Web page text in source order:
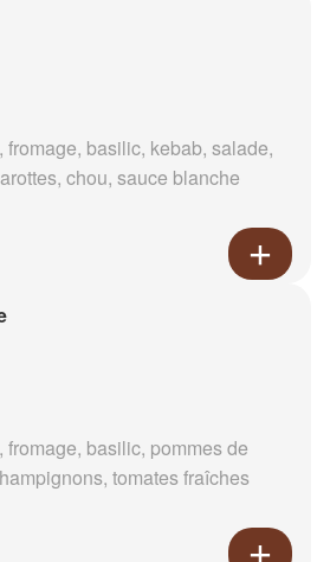
fromage, basilic, kebab, salade,
chou, sauce blanche
fromage, basilic, pommes de
tomates fraîches